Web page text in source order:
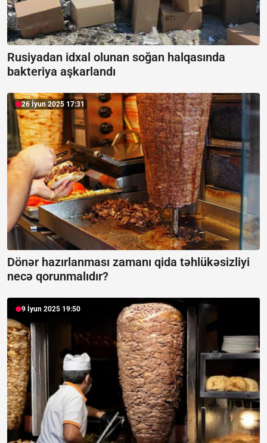
Rusiyadan idxal olunan soğan halqasında
bakteriya aşkarlandı
26 İyun 2025 17:31
Dönər hazırlanması zamanı qida təhlükəsizliyi
necə qorunmalıdır?
9 İyun 2025 19:50